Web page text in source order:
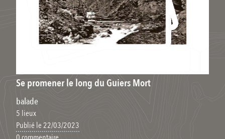
Se promener le long du Guiers Mort
balade
5 lieux
Publié le 22/03/2023